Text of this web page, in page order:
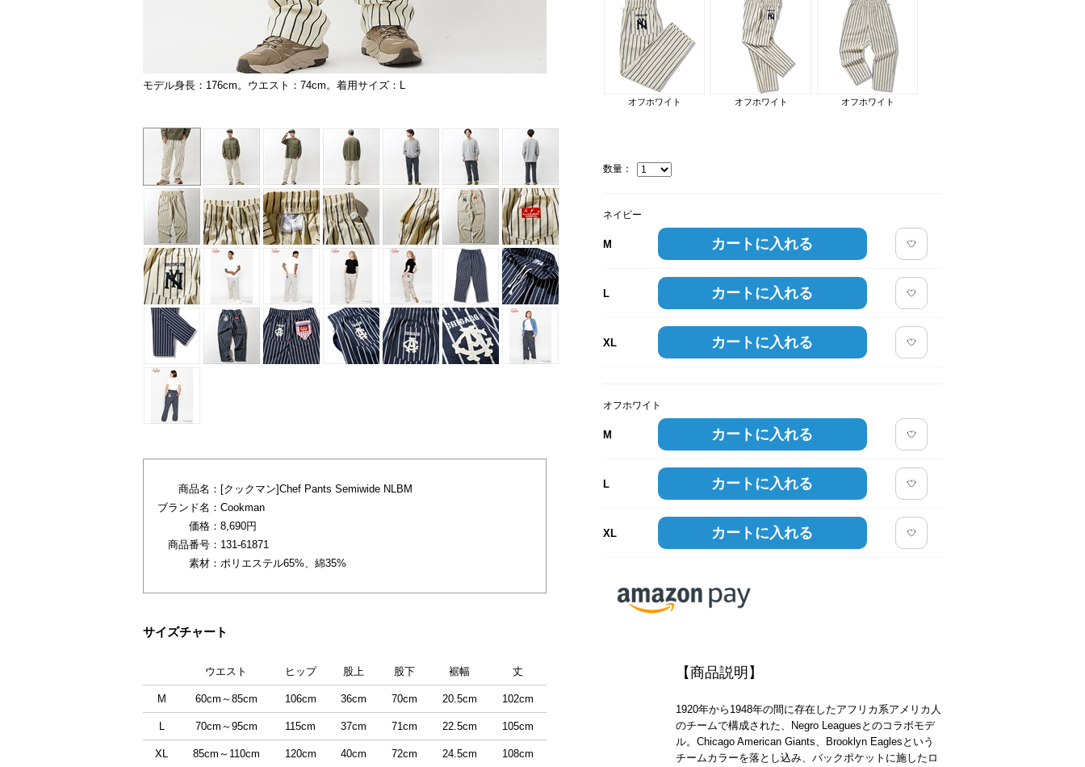
オフホワイト オフホワイト オフホワイト
数量：
ネイビー
M カートに入れる
L カートに入れる
XL カートに入れる
オフホワイト
M カートに入れる
L カートに入れる
XL カートに入れる
【商品説明】
1920年から1948年の間に存在したアフリカ系アメリカ人
のチームで構成された、Negro Leaguesとのコラボモデ
ル。Chicago American Giants、Brooklyn Eaglesという
チームカラーを落とし込み、バックポケットに施したロ
モデル身長：176cm。ウエスト：74cm。着用サイズ：L モデル身長：176cm。ウエスト：74cm。着用サイズ：L
ネイビー
商品名： [クックマン]Chef Pants Semiwide NLBM
ブランド名： Cookman
価格： 8,690円
商品番号： 131-61871
素材： ポリエステル65%、綿35%
サイズチャート
ウエスト ヒップ 股上 股下 裾幅 丈
M 60cm～85cm 106cm 36cm 70cm 20.5cm 102cm
L 70cm～95cm 115cm 37cm 71cm 22.5cm 105cm
XL 85cm～110cm 120cm 40cm 72cm 24.5cm 108cm